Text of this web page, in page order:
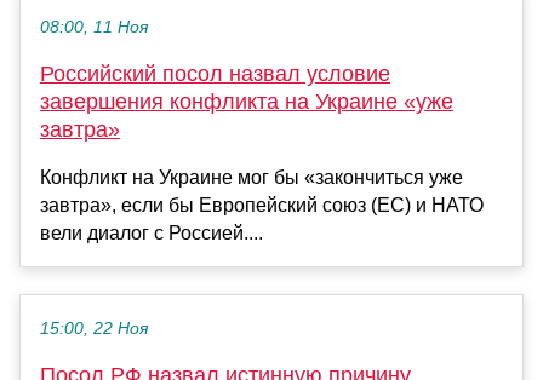
08:00, 11 Ноя
Российский посол назвал условие
завершения конфликта на Украине «уже
завтра»
Конфликт на Украине мог бы «закончиться уже
завтра», если бы Европейский союз (ЕС) и НАТО
вели диалог с Россией....
15:00, 22 Ноя
Посол РФ назвал истинную причину